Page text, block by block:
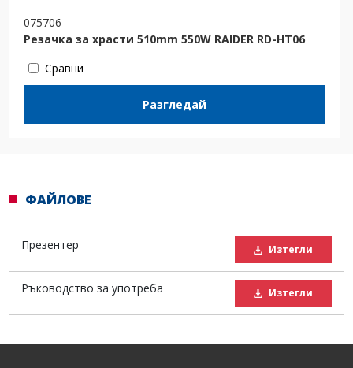
075706
Резачка за храсти 510mm 550W RAIDER RD-HT06
Сравни
Разгледай
ФАЙЛОВЕ
Презентер Изтегли
Ръководство за употреба Изтегли